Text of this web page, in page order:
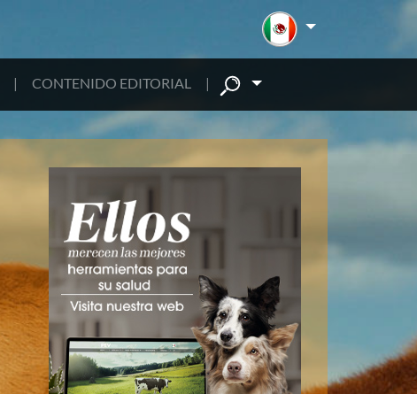
| CONTENIDO EDITORIAL |